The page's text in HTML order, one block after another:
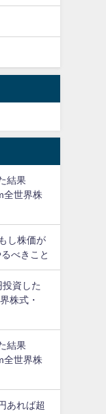
結果
全世界株
し株価が
べきこと
投資した
株式・
結果
全世界株
あれば超